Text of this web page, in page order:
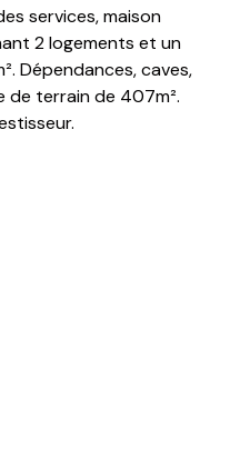
services, maison
2 logements et un
Dépendances, caves,
de terrain de 407m².